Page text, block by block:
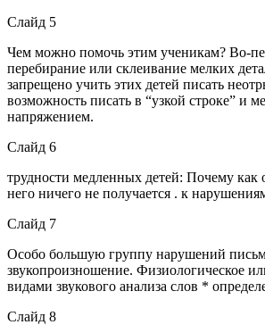
Слайд 5
Чем можно помочь этим ученикам? Во-
перебирание или склеивание мелких
запрещено учить этих детей писать
возможность писать в “узкой строке” и
напряжением.
Слайд 6
трудности медленных детей: Почему как
него ничего не получается . к
Слайд 7
Особо большую группу нарушений
звукопроизношение. Физиологическое
видами звукового анализа слов *
Слайд 8